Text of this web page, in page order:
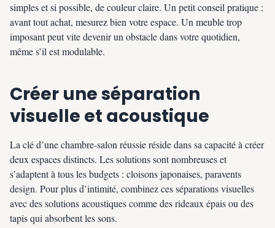
simples et si possible, de couleur claire. Un petit conseil pratique :
avant tout achat, mesurez bien votre espace. Un meuble trop
imposant peut vite devenir un obstacle dans votre quotidien,
même s’il est modulable.
Créer une séparation
visuelle et acoustique
La clé d’une chambre-salon réussie réside dans sa capacité à créer
deux espaces distincts. Les solutions sont nombreuses et
s’adaptent à tous les budgets : cloisons japonaises, paravents
design. Pour plus d’intimité, combinez ces séparations visuelles
avec des solutions acoustiques comme des rideaux épais ou des
tapis qui absorbent les sons.